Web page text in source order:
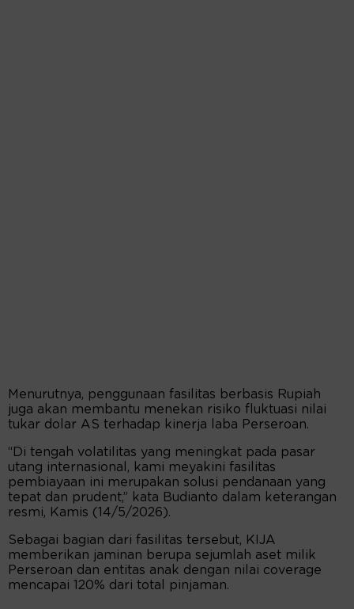
Menurutnya, penggunaan fasilitas berbasis Rupiah
juga akan membantu menekan risiko fluktuasi nilai
tukar dolar AS terhadap kinerja laba Perseroan.
“Di tengah volatilitas yang meningkat pada pasar
utang internasional, kami meyakini fasilitas
pembiayaan ini merupakan solusi pendanaan yang
tepat dan prudent,” kata Budianto dalam keterangan
resmi, Kamis (14/5/2026).
Sebagai bagian dari fasilitas tersebut, KIJA
memberikan jaminan berupa sejumlah aset milik
Perseroan dan entitas anak dengan nilai coverage
mencapai 120% dari total pinjaman.